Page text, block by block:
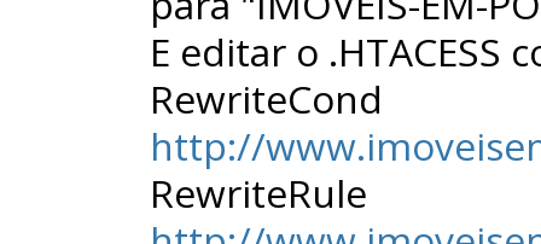
E editar o .HTACESS
RewriteCond
http://
RewriteRule